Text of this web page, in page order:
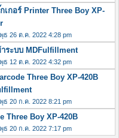
กอร์ Printer Three Boy XP-
พุธ 26 ต.ค. 2022 4:28 pm
ระบบ MDFulfillment
พุธ 12 ต.ค. 2022 4:32 pm
Three Boy XP-420B
พุธ 20 ก.ค. 2022 8:21 pm
Three Boy XP-420B
พุธ 20 ก.ค. 2022 7:17 pm